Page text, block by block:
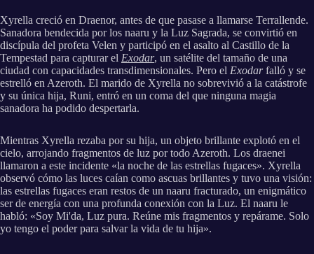
Xyrella creció en Draenor, antes de que pasase a llamarse Terrallende.
Sanadora bendecida por los naaru y la Luz Sagrada, se convirtió en
discípula del profeta Velen y participó en el asalto al Castillo de la
Tempestad para capturar el Exodar, un satélite del tamaño de una
ciudad con capacidades transdimensionales. Pero el Exodarfalló y se
estrelló en Azeroth. El marido de Xyrella no sobrevivió a la catástrofe
y su única hija, Runi, entró en un coma del que ninguna magia
sanadora ha podido despertarla.
Mientras Xyrella rezaba por su hija, un objeto brillante explotó en el
cielo, arrojando fragmentos de luz por todo Azeroth. Los draenei
llamaron a este incidente «la noche de las estrellas fugaces». Xyrella
observó cómo las luces caían como ascuas brillantes y tuvo una visión:
las estrellas fugaces eran restos de un naaru fracturado, un enigmático
ser de energía con una profunda conexión con la Luz. El naaru le
habló: «Soy Mi'da, Luz pura. Reúne mis fragmentos y repárame. Solo
yo tengo el poder para salvar la vida de tu hija».